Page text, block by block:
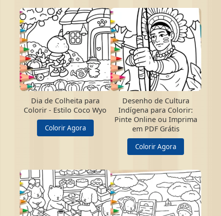
Dia de Colheita para
Colorir - Estilo Coco Wyo
Colorir Agora
Desenho de Cultura
Indígena para Colorir:
Pinte Online ou Imprima
em PDF Grátis
Colorir Agora